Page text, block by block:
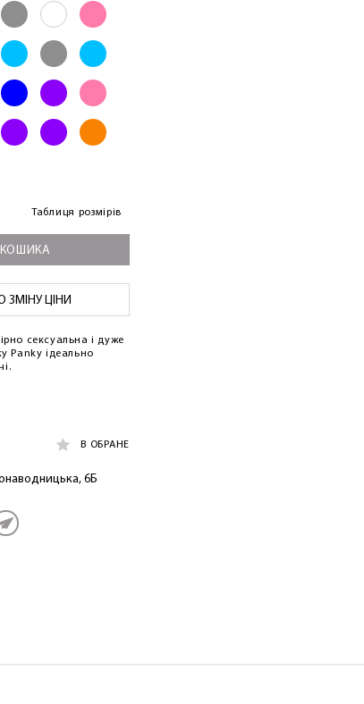
Таблиця розмірів
ЦІНИ
сексуальна і дуже
​​Panky ідеально
В ОБРАНЕ
6Б